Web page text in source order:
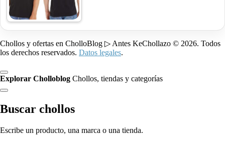
Chollos y ofertas en CholloBlog ▷ Antes KeChollazo © 2026. Todos
los derechos reservados. Datos legales.
Explorar Cholloblog Chollos, tiendas y categorías
Buscar chollos
Escribe un producto, una marca o una tienda.